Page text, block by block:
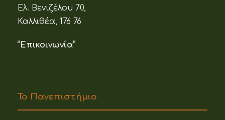
Ελ. Βενιζέλου 70,
Καλλιθέα, 176 76
“Επικοινωνία”
Το Πανεπιστήμιο